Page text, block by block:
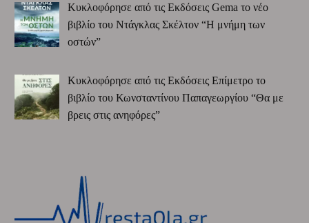
Κυκλοφόρησε από τις Εκδόσεις Gema το νέο
βιβλίο του Ντάγκλας Σκέλτον “Η μνήμη των
οστών”
Κυκλοφόρησε από τις Εκδόσεις Επίμετρο το
βιβλίο του Κωνσταντίνου Παπαγεωργίου “Θα με
βρεις στις ανηφόρες”